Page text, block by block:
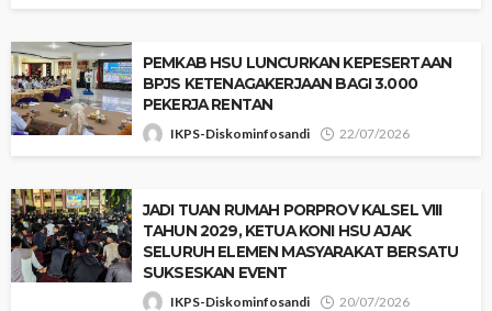
‎PEMKAB HSU LUNCURKAN KEPESERTAAN
BPJS KETENAGAKERJAAN BAGI 3.000
PEKERJA RENTAN
IKPS-Diskominfosandi 22/07/2026
JADI TUAN RUMAH PORPROV KALSEL VIII
TAHUN 2029, KETUA KONI HSU AJAK
SELURUH ELEMEN MASYARAKAT BERSATU
SUKSESKAN EVENT
IKPS-Diskominfosandi 20/07/2026